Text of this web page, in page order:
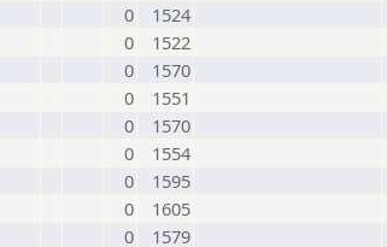
0
1524
0
1522
0
1570
0
1551
0
1570
0
1554
0
1595
0
1605
0
1579